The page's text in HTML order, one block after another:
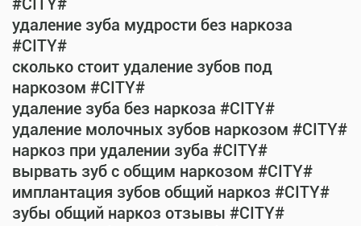
#CITY#
удаление зуба мудрости без наркоза
#CITY#
сколько стоит удаление зубов под
наркозом #CITY#
удаление зуба без наркоза #CITY#
удаление молочных зубов наркозом #CITY#
наркоз при удалении зуба #CITY#
вырвать зуб с общим наркозом #CITY#
имплантация зубов общий наркоз #CITY#
зубы общий наркоз отзывы #CITY#